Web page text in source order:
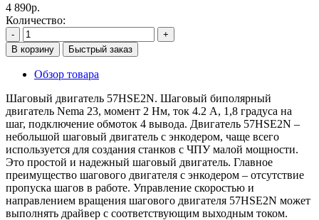
4 890р.
Количество:
-
+
В корзину
Быстрый заказ
Обзор товара
Шаговый двигатель 57HSE2N. Шаговый биполярный
двигатель Nema 23, момент 2 Нм, ток 4.2 A, 1,8 градуса на
шаг, подключение обмоток 4 вывода. Двигатель 57HSE2N –
небольшой шаговый двигатель с энкодером, чаще всего
используется для создания станков с ЧПУ малой мощности.
Это простой и надежный шаговый двигатель. Главное
преимущество шагового двигателя с энкодером – отсутствие
пропуска шагов в работе. Управление скоростью и
направлением вращения шагового двигателя 57HSE2N может
выполнять драйвер с соответствующим выходным током.